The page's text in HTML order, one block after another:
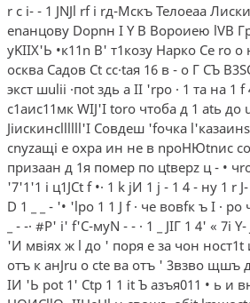
r c i- - 1 JNJl rf i rд-Мскъ Телоеаа
еnанцову Dopnн I Y B Вороиею lVВ
yKIIX'Ь •к11n В' т1козу Нарко Ce ro
осква Садов Ct cc·taя 16 в - о Г СЪ
экст шulii ·поt здь а II 'rpo · 1 та на 1 f
с1аис11мк WIJ'I toro чтоба д 1 аtь до
Jiиcкинcllllll'I Совдеш 'fочка
cnyzaщi е охра ин не в nроНЮtnис
призаан д 1я помер по цtверz ц - • чrо
'7'1'1 i ц1JCt f •· 1 k jИ 1 j - 1 4 - ну 1 r
D 1 _ _ - '• 'lpo 1 1 J f · че вовfк ъ I · po
_ - -· #P' i' f'C-мyN - - · 1 _ JIГ 1 4' « 7i
'И мвiях ж l до ' поря е за чон­ ност1t
отъ к aнJru o сtе ва отъ ' 3взво щшъ
IИ 'Ь pot 1' Ctp 1 1 it Ъ азъя011 • ь и